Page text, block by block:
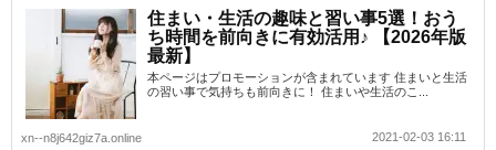
住まい・生活の趣味と習い事5選！おう
ち時間を前向きに有効活用♪ 【2026年版
最新】
本ページはプロモーションが含まれています 住まいと生活
の習い事で気持ちも前向きに！ 住まいや生活のこ...
xn--n8j642giz7a.online 2021-02-03 16:11